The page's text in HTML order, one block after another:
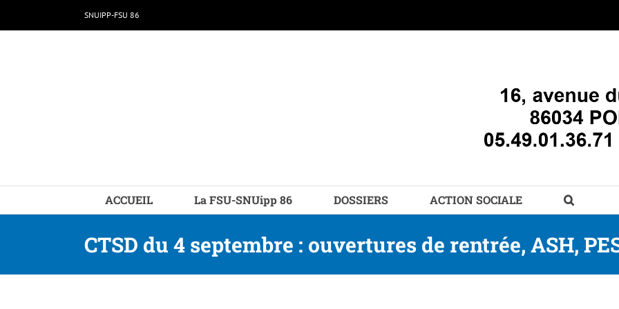
au
SNUIPP-FSU 86
ACCUEIL La FSU-SNUipp 86 DOSSIERS ACTION SOCIALE
CTSD du 4 septembre : ouvertures de rentrée, ASH,